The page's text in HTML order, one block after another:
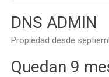
DNS ADMIN
Propiedad desde
Quedan 9